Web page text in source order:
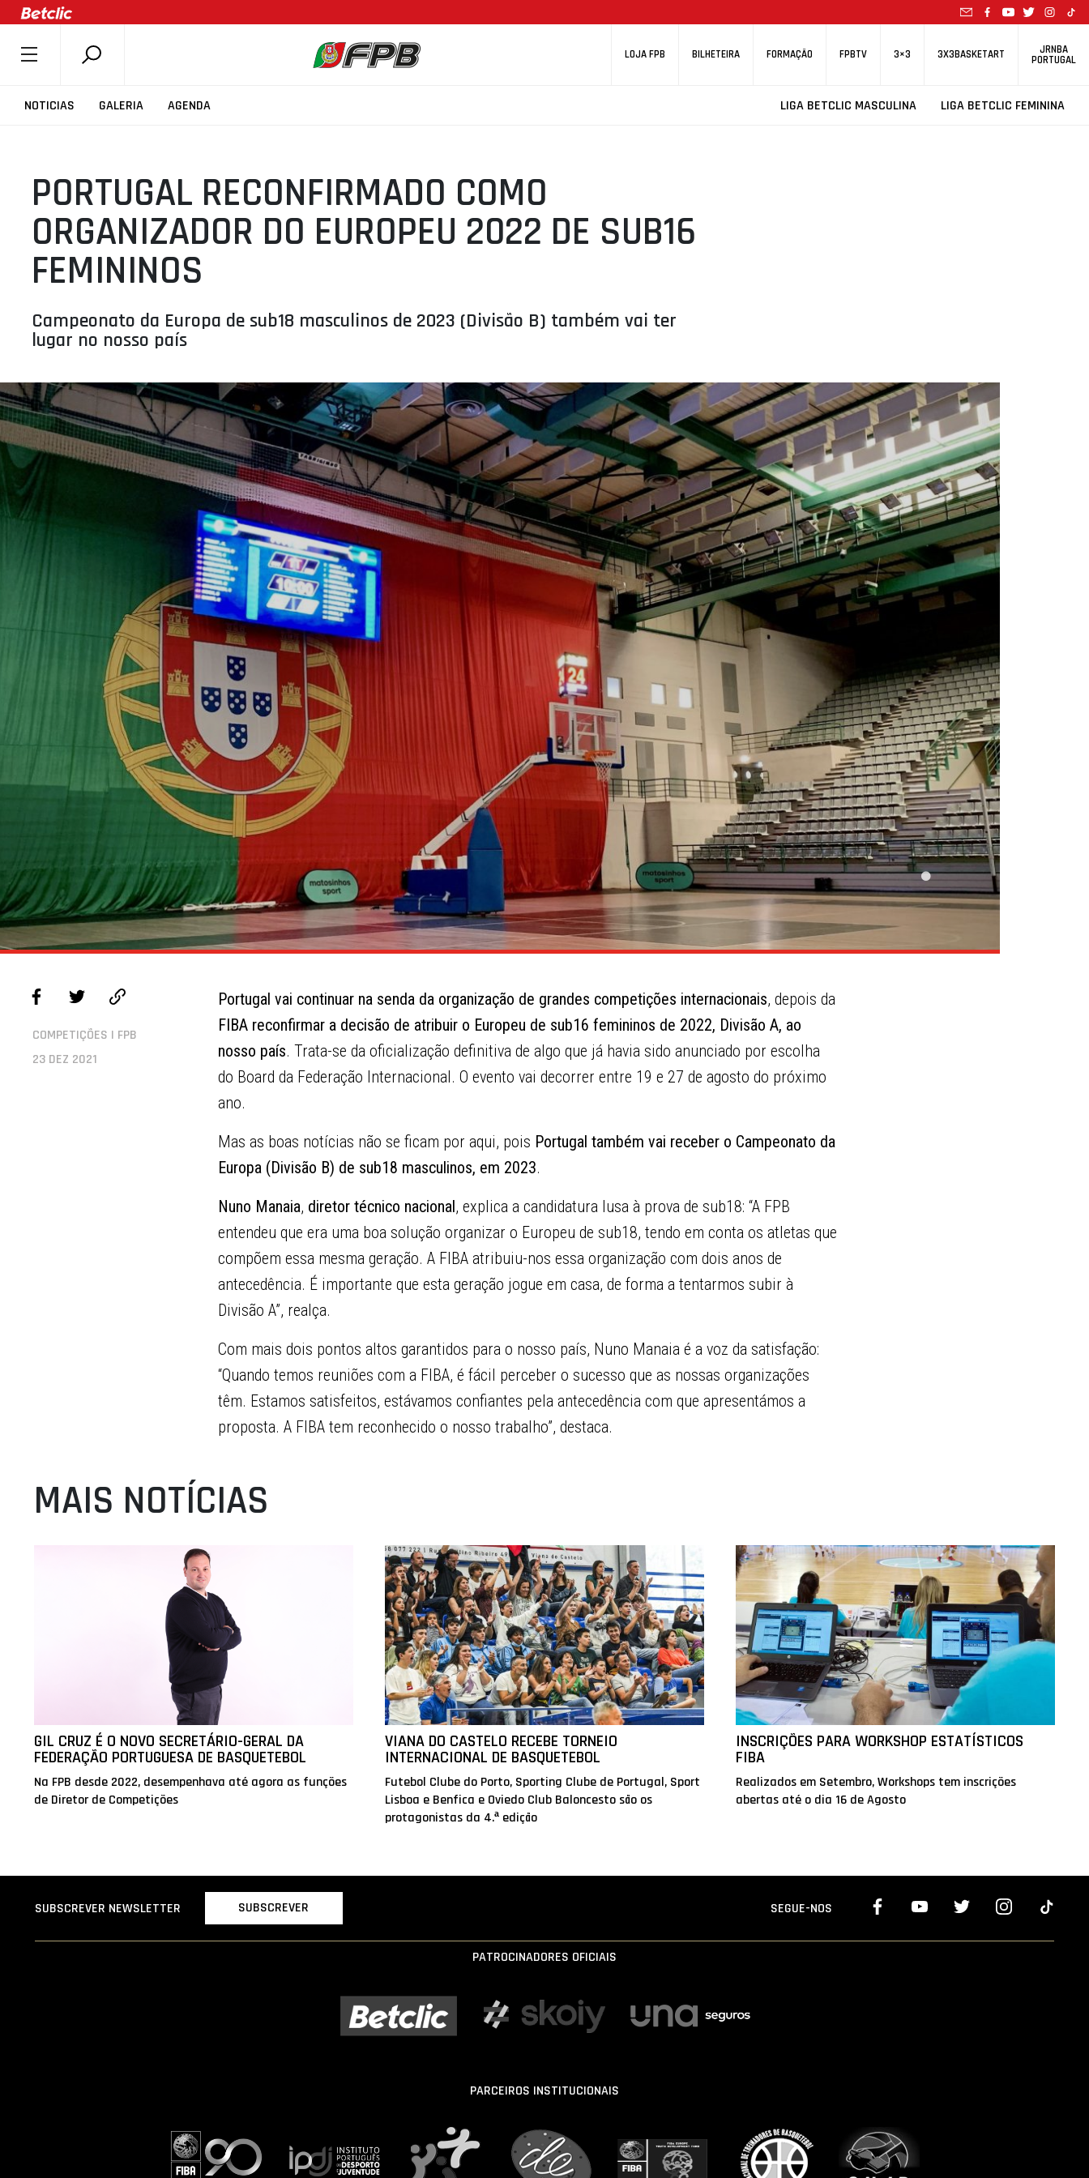
LOJA FPB BILHETEIRA FORMAÇÃO FPBTV 3×3 3X3BASKETART JRNBA
PORTUGAL
NOTICIAS GALERIA AGENDA LIGA BETCLIC MASCULINA LIGA BETCLIC FEMININA
SOBRE A FPB
COMPETIÇÕES
ASSOCIAÇÕES
CLUBES
AGENTES
SELEÇÕES
MINIBASQUETE
ÁREA TÉCNICA
PROJETOS
PORTUGAL RECONFIRMADO COMO
ORGANIZADOR DO EUROPEU 2022 DE SUB16
FEMININOS
Campeonato da Europa de sub18 masculinos de 2023 (Divisão B) também vai ter
lugar no nosso país
COMPETIÇÕES | FPB
23 DEZ 2021
Portugal vai continuar na senda da organização de grandes competições internacionais, depois da
FIBA reconfirmar a decisão de atribuir o Europeu de sub16 femininos de 2022, Divisão A, ao
nosso país. Trata-se da oficialização definitiva de algo que já havia sido anunciado por escolha
do Board da Federação Internacional. O evento vai decorrer entre 19 e 27 de agosto do próximo
ano.
Mas as boas notícias não se ficam por aqui, pois Portugal também vai receber o Campeonato da
Europa (Divisão B) de sub18 masculinos, em 2023.
Nuno Manaia, diretor técnico nacional, explica a candidatura lusa à prova de sub18: “A FPB
entendeu que era uma boa solução organizar o Europeu de sub18, tendo em conta os atletas que
compõem essa mesma geração. A FIBA atribuiu-nos essa organização com dois anos de
antecedência. É importante que esta geração jogue em casa, de forma a tentarmos subir à
Divisão A”, realça.
Com mais dois pontos altos garantidos para o nosso país, Nuno Manaia é a voz da satisfação:
“Quando temos reuniões com a FIBA, é fácil perceber o sucesso que as nossas organizações
têm. Estamos satisfeitos, estávamos confiantes pela antecedência com que apresentámos a
proposta. A FIBA tem reconhecido o nosso trabalho”, destaca.
MAIS NOTÍCIAS
GIL CRUZ É O NOVO SECRETÁRIO-GERAL DA
FEDERAÇÃO PORTUGUESA DE BASQUETEBOL
Na FPB desde 2022, desempenhava até agora as funções
de Diretor de Competições
VIANA DO CASTELO RECEBE TORNEIO
INTERNACIONAL DE BASQUETEBOL
Futebol Clube do Porto, Sporting Clube de Portugal, Sport
Lisboa e Benfica e Oviedo Club Baloncesto são os
protagonistas da 4.ª edição
INSCRIÇÕES PARA WORKSHOP ESTATÍSTICOS
FIBA
Realizados em Setembro, Workshops tem inscrições
abertas até o dia 16 de Agosto
SUBSCREVER NEWSLETTER SUBSCREVER SEGUE-NOS
PATROCINADORES OFICIAIS
PARCEIROS INSTITUCIONAIS